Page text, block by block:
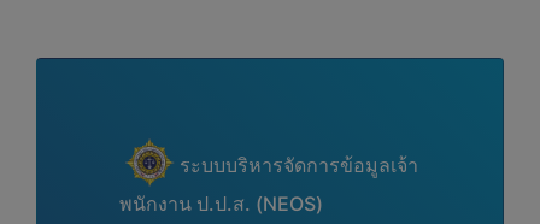
ระบบบริหารจัดการข้อมูลเจ้า
พนักงาน ป.ป.ส. (NEOS)